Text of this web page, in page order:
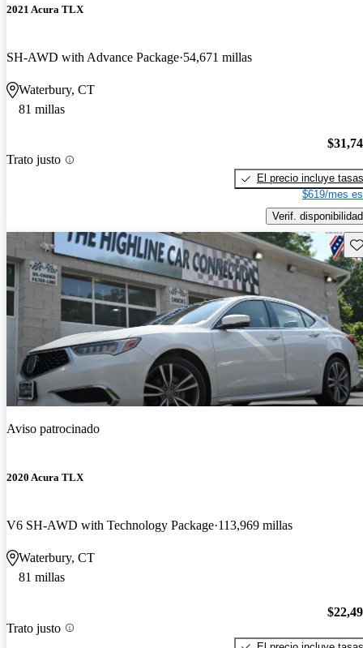
2021 Acura TLX
SH-AWD with Advance Package 54,671 millas
Waterbury, CT
81 millas
Trato justo
El precio incluye tasas
$619/mes
Verif. disponibilidad
Aviso patrocinado
2020 Acura TLX
V6 SH-AWD with Technology Package 113,969 millas
Waterbury, CT
81 millas
Trato justo